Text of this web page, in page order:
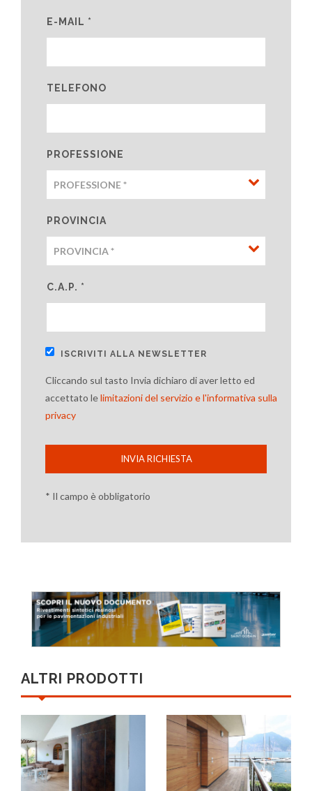
E-MAIL *
TELEFONO
PROFESSIONE
PROVINCIA
C.A.P. *
ISCRIVITI ALLA NEWSLETTER
Cliccando sul tasto Invia dichiaro di aver letto ed
accettato lelimitazioni del servizio e l'informativa sulla
privacy
INVIA RICHIESTA
* Il campo è obbligatorio
ALTRI PRODOTTI